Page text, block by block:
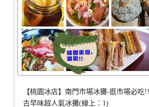
【桃園冰店】南門市場冰攤-逛市場必吃!!
古早味超人氣冰攤(線上：1)